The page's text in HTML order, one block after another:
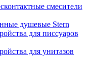
смесители
душевые Stern
для писсуаров
для унитазов